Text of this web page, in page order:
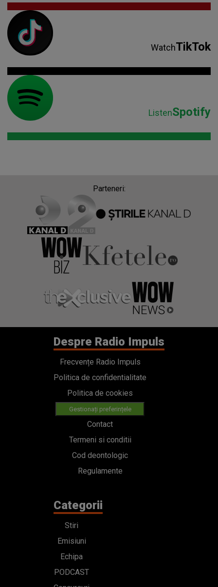
WatchTikTok
ListenSpotify
Parteneri:
Despre Radio Impuls
Frecvențe Radio Impuls
Politica de confidentialitate
Politica de cookies
Gestionați preferințele
Contact
Termeni si conditii
Cod deontologic
Regulamente
Categorii
Stiri
Emisiuni
Echipa
PODCAST